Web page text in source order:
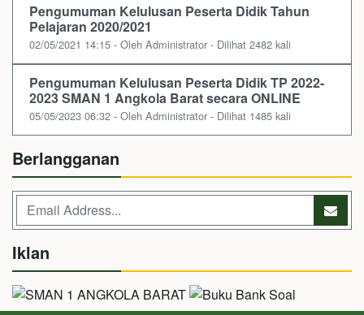
Pengumuman Kelulusan Peserta Didik Tahun
Pelajaran 2020/2021
02/05/2021 14:15 - Oleh Administrator - Dilihat 2482 kali
Pengumuman Kelulusan Peserta Didik TP 2022-
2023 SMAN 1 Angkola Barat secara ONLINE
05/05/2023 06:32 - Oleh Administrator - Dilihat 1485 kali
Berlangganan
Iklan